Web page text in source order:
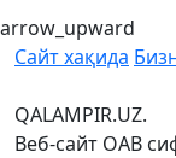
arrow_upward
Сайт хақида
QALAMPIR.UZ.
Веб-сайт ОАВ